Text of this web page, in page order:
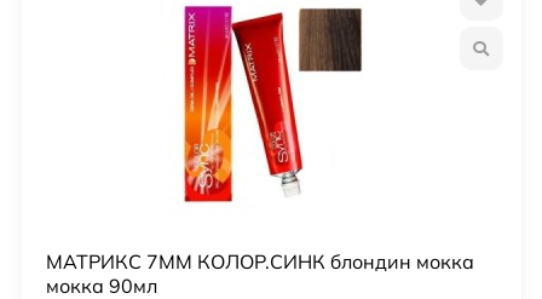
МАТРИКС 7MM КОЛОР.СИНК блондин мокка
мокка 90мл